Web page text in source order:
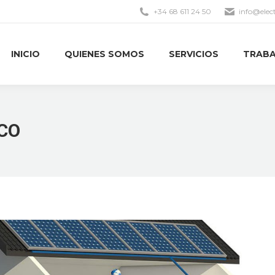
+34 68 611 24 50
INICIO QUIENES SOMOS SERVICIOS